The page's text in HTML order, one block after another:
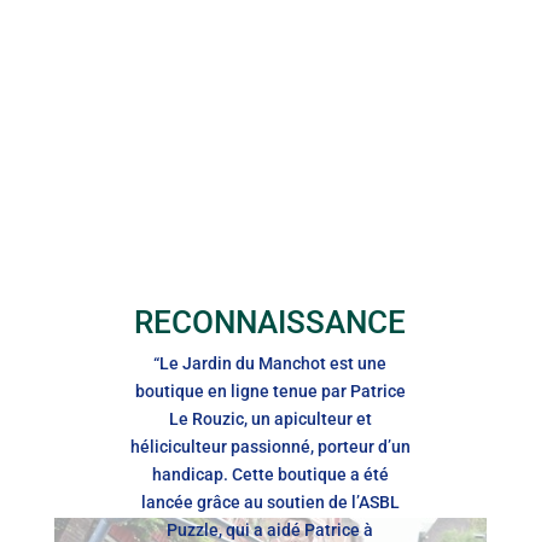
RECONNAISSANCE
“Le Jardin du Manchot est une
boutique en ligne tenue par Patrice
Le Rouzic, un apiculteur et
héliciculteur passionné, porteur d’un
handicap. Cette boutique a été
lancée grâce au soutien de l’ASBL
Puzzle, qui a aidé Patrice à